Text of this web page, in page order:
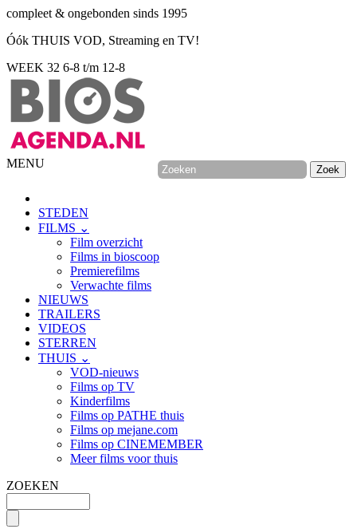
compleet & ongebonden sinds 1995
Óók THUIS VOD, Streaming en TV!
WEEK 32 6-8 t/m 12-8
MENU
STEDEN
FILMS ⌄
Film overzicht
Films in bioscoop
Premierefilms
Verwachte films
NIEUWS
TRAILERS
VIDEOS
STERREN
THUIS ⌄
VOD-nieuws
Films op TV
Kinderfilms
Films op PATHE thuis
Films op mejane.com
Films op CINEMEMBER
Meer films voor thuis
ZOEKEN